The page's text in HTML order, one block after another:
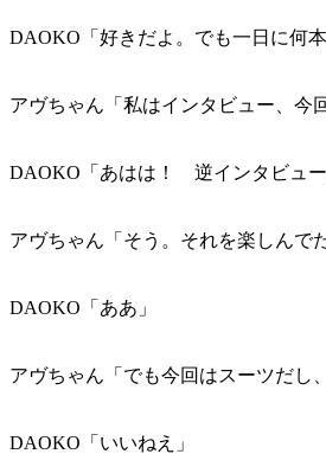
DAOKO「好きだよ。でも一日に何
アヴちゃん「私はインタビュー、今
DAOKO「あはは！ 逆インタビュー
アヴちゃん「そう。それを楽しんで
DAOKO「ああ」
アヴちゃん「でも今回はスーツだし
DAOKO「いいねえ」